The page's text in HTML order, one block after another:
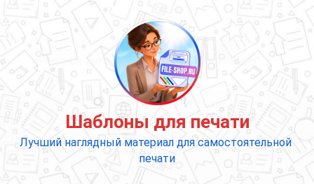
содержимому
Шаблоны для печати
Лучший наглядный материал для самостоятельной
печати